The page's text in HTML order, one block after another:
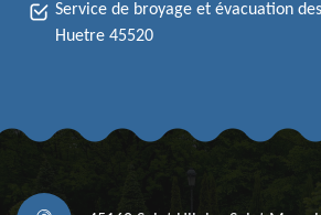
Service de broyage et évacuation
Huetre 45520